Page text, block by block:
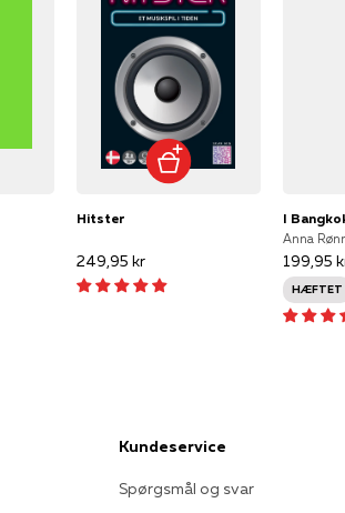
Hitster
249,95 kr
I
199,95
HÆFTET
Kundeservice
Spørgsmål og svar